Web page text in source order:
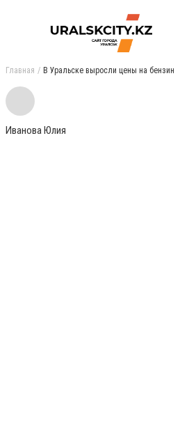
Главная В Уральске выросли цены на бензин
Иванова Юлия